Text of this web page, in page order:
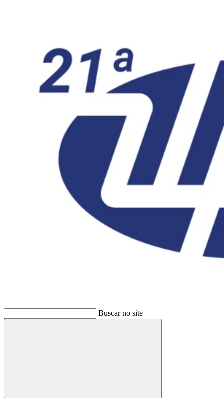
Buscar no site
Buscar